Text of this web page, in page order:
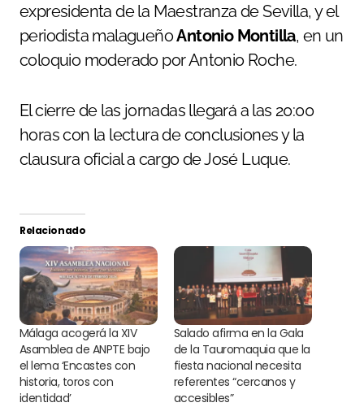
expresidenta de la Maestranza de Sevilla, y el
periodista malagueñoAntonio Montilla, en un
coloquio moderado por Antonio Roche.
El cierre de las jornadas llegará a las 20:00
horas con la lectura de conclusiones y la
clausura oficial a cargo de José Luque.
Relacionado
Málaga acogerá la XIV
Asamblea de ANPTE bajo
el lema ‘Encastes con
historia, toros con
identidad’
Salado afirma en la Gala
de la Tauromaquia que la
fiesta nacional necesita
referentes “cercanos y
accesibles”